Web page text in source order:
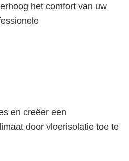
het comfort van uw
en creëer een
door vloerisolatie toe te